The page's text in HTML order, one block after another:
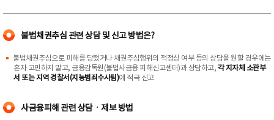
불법채권추심 관련 상담 및 신고 방법은?
불법채권추심으로 피해를 당했거나 채권추심행위의 적정성 여부 등의 상담을 원할 경우에는
혼자 고민하지 말고, 금융감독원(불법사금융 피해신고센터)과 상담하고, 각 지자체 소관부
서 또는 지역 경찰서(지능범죄수사팀)에 적극 신고
사금융피해 관련 상담ㆍ제보 방법